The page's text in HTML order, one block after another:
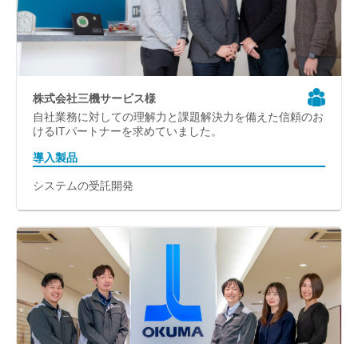
株式会社三機サービス様
自社業務に対しての理解力と課題解決力を備えた信頼のお
けるITパートナーを求めていました。
導入製品
システムの受託開発